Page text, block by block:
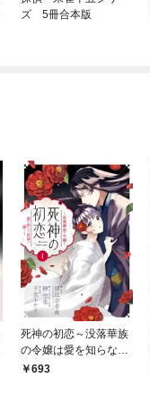
ズ 5冊合本版
死神の初恋～没落華族
の令嬢は愛を知らない
死神に嫁ぐ～（１）
693